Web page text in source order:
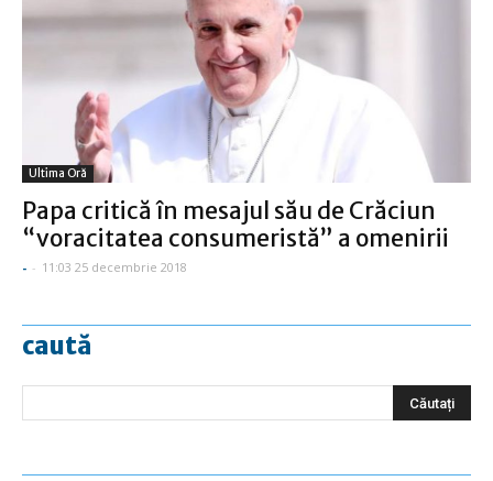
Ultima Oră
Papa critică în mesajul său de Crăciun
“voracitatea consumeristă” a omenirii
- - 11:03 25 decembrie 2018
caută